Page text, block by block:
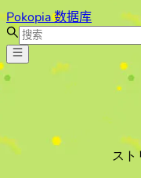
Pokopia 数据库
スト